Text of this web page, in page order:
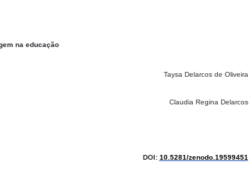
na educação
Taysa Delarcos de Oliveira
Claudia Regina Delarcos
DOI: 10.5281/zenodo.19599451